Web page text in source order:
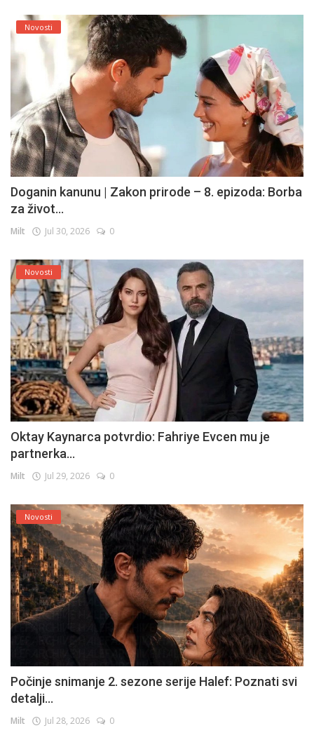
Novosti
Doganin kanunu | Zakon prirode – 8. epizoda: Borba
za život...
Milt Jul 30, 2026 0
Novosti
Oktay Kaynarca potvrdio: Fahriye Evcen mu je
partnerka...
Milt Jul 29, 2026 0
Novosti
Počinje snimanje 2. sezone serije Halef: Poznati svi
detalji...
Milt Jul 28, 2026 0